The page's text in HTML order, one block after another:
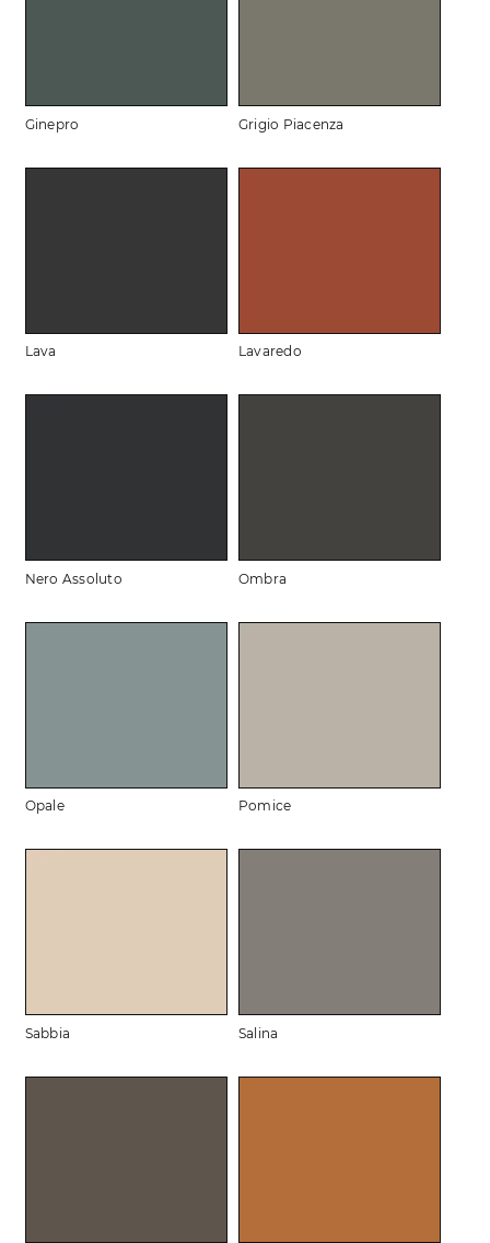
Ginepro Grigio Piacenza
Lava Lavaredo
Nero Assoluto Ombra
Opale Pomice
Sabbia Salina